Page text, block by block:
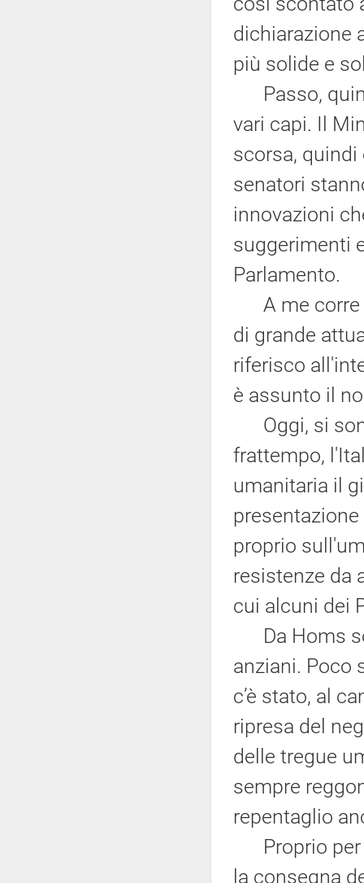
dichiarazione
più solide e
Passo,
vari capi. Il
scorsa,
senatori
innovazioni
suggerimenti
Parlamento.
A me corre
di grande
riferisco
è assunto il
Oggi, si
frattempo,
umanitaria il
proprio
resistenze da
cui alcuni dei
Da Homs
anziani. Poco
c’è stato, al
ripresa del
delle tregue
sempre
repentaglio
Proprio per
la consegna